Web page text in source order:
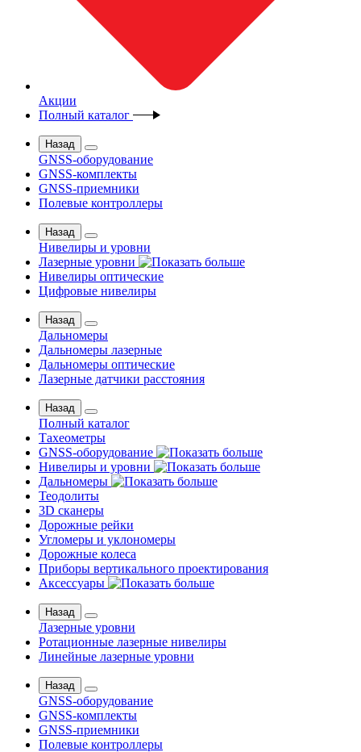
Акции
Полный каталог
Назад
GNSS-оборудование
GNSS-комплекты
GNSS-приемники
Полевые контроллеры
Назад
Нивелиры и уровни
Лазерные уровни
Нивелиры оптические
Цифровые нивелиры
Назад
Дальномеры
Дальномеры лазерные
Дальномеры оптические
Лазерные датчики расстояния
Назад
Полный каталог
Тахеометры
GNSS-оборудование
Нивелиры и уровни
Дальномеры
Теодолиты
3D сканеры
Дорожные рейки
Угломеры и уклономеры
Дорожные колеса
Приборы вертикального проектирования
Аксессуары
Назад
Лазерные уровни
Ротационные лазерные нивелиры
Линейные лазерные уровни
Назад
GNSS-оборудование
GNSS-комплекты
GNSS-приемники
Полевые контроллеры